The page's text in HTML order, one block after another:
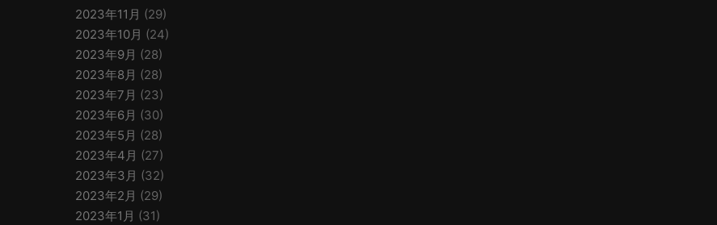
2023年11月 (29)
2023年10月 (24)
2023年9月 (28)
2023年8月 (28)
2023年7月 (23)
2023年6月 (30)
2023年5月 (28)
2023年4月 (27)
2023年3月 (32)
2023年2月 (29)
2023年1月 (31)